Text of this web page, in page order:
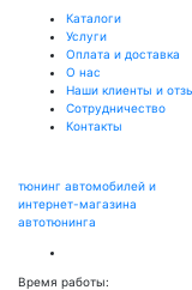
Каталоги
Услуги
Оплата и доставка
О нас
Наши клиенты и
Сотрудничество
Контакты
тюнинг автомобилей и
интернет-магазина
автотюнинга
Время работы: